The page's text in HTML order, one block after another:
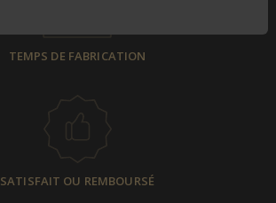
TEMPS DE FABRICATION
SATISFAIT OU REMBOURSÉ